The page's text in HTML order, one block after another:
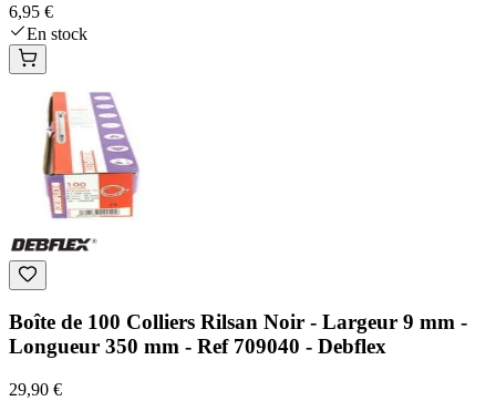
6,95 €
En stock
Boîte de 100 Colliers Rilsan Noir - Largeur 9 mm -
Longueur 350 mm - Ref 709040 - Debflex
29,90 €